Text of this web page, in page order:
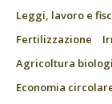
Leggi, lavoro e
Fertilizzazione
Agricoltura
Economia